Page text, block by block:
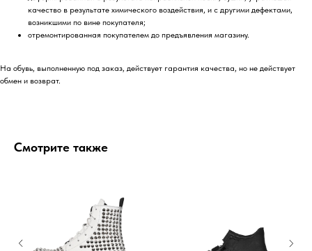
качество в результате химического воздействия, и с другими дефектами,
возникшими по вине покупателя;
отремонтированная покупателем до предъявления магазину.
На обувь, выполненную под заказ, действует гарантия качества, но не действует
обмен и возврат.
Смотрите также